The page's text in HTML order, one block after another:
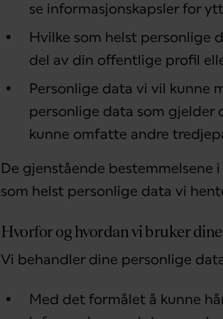
se informasjonskapsler for
Hvilke som helst personlige
del av din offentlige profil
Personlige data vi vil kunne
personlige data som
kunne omfatte andre
De gjenstående
som helst personlige data vi
Hvorfor og hvordan vi bruker
Vi behandler dine personlige
Med det formålet å kunne